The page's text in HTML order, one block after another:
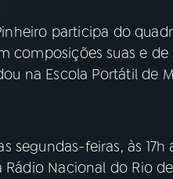
participa do
composições suas e de
na Escola Portátil de
segundas-feiras, às
Rádio Nacional do Rio